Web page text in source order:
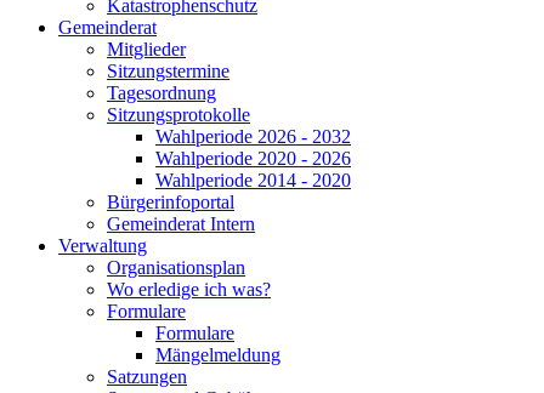
Katastrophenschutz
Gemeinderat
Mitglieder
Sitzungstermine
Tagesordnung
Sitzungsprotokolle
Wahlperiode 2026 - 2032
Wahlperiode 2020 - 2026
Wahlperiode 2014 - 2020
Bürgerinfoportal
Gemeinderat Intern
Verwaltung
Organisationsplan
Wo erledige ich was?
Formulare
Formulare
Mängelmeldung
Satzungen